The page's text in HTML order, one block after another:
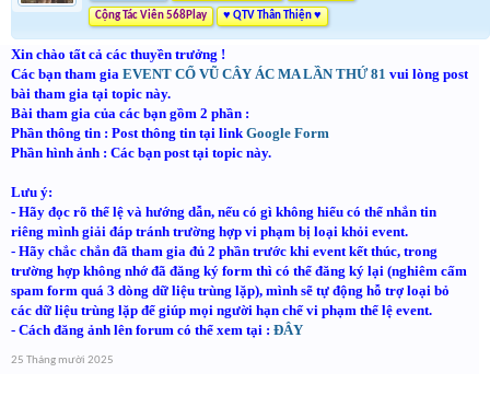
Cộng Tác Viên 568Play ♥ QTV Thân Thiện ♥
Xin chào tất cả các thuyền trưởng !
Các bạn tham gia EVENT CỔ VŨ CÂY ÁC MA LẦN THỨ 81 vui lòng post
bài tham gia tại topic này.
Bài tham gia của các bạn gồm 2 phần :
Phần thông tin : Post thông tin tại linkGoogle Form
Phần hình ảnh : Các bạn post tại topic này.
Lưu ý:
- Hãy đọc rõ thể lệ và hướng dẫn, nếu có gì không hiểu có thể nhắn tin
riêng mình giải đáp tránh trường hợp vi phạm bị loại khỏi event.
- Hãy chắc chắn đã tham gia đủ 2 phần trước khi event kết thúc, trong
trường hợp không nhớ đã đăng ký form thì có thể đăng ký lại (nghiêm cấm
spam form quá 3 dòng dữ liệu trùng lặp), mình sẽ tự động hỗ trợ loại bỏ
các dữ liệu trùng lặp để giúp mọi người hạn chế vi phạm thể lệ event.
- Cách đăng ảnh lên forum có thể xem tại : ĐÂY
25 Tháng mười 2025